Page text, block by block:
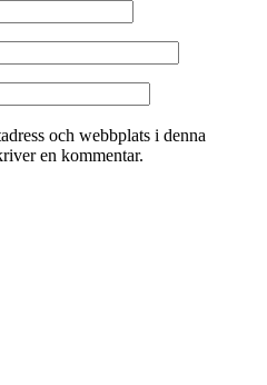
och webbplats i denna
en kommentar.